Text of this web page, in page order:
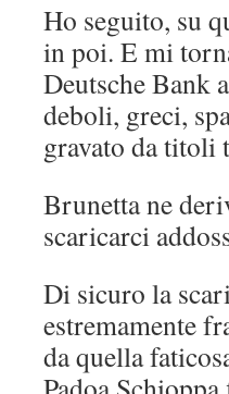
Ho seguito, su
in poi. E mi
Deutsche Bank
deboli, greci,
gravato da titoli
Brunetta ne
scaricarci
Di sicuro la
estremamente
da quella